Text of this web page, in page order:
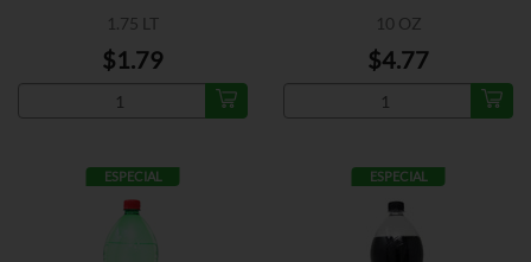
1.75 LT
$1.79
10 OZ
$4.77
ESPECIAL ESPECIAL